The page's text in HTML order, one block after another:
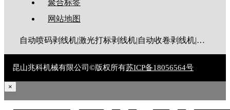
聚合标签
网站地图
自动喷码剥线机|激光打标剥线机|自动收卷剥线机|全伺服剥线机|大平方剥线机|新能源剥线机|多芯线剥线机|护套线剥线机|排线剥线机|折弯剥线机|同轴线剥线机|漆包线脱漆机|废线剥皮机|裁线机|剥线机|电脑剥线机
昆山兆科机械有限公司©版权所有苏ICP备18056564号
×